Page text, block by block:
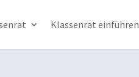
Klassenrat einführen